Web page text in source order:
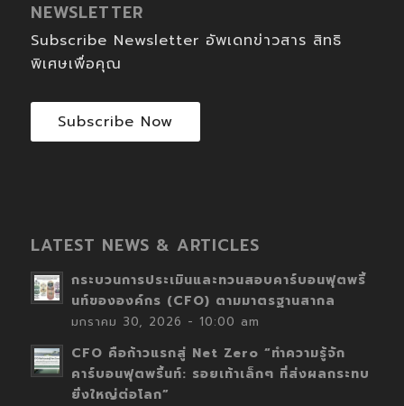
NEWSLETTER
Subscribe Newsletter อัพเดทข่าวสาร สิทธิ
พิเศษเพื่อคุณ
Subscribe Now
LATEST NEWS & ARTICLES
กระบวนการประเมินและทวนสอบคาร์บอนฟุตพริ้
นท์ขององค์กร (CFO) ตามมาตรฐานสากล
มกราคม 30, 2026 - 10:00 am
CFO คือก้าวแรกสู่ Net Zero “ทำความรู้จัก
คาร์บอนฟุตพริ้นท์: รอยเท้าเล็กๆ ที่ส่งผลกระทบ
ยิ่งใหญ่ต่อโลก”